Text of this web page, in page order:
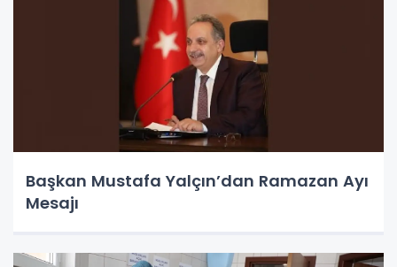
Başkan Mustafa Yalçın’dan Ramazan Ayı
Mesajı